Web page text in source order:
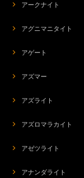
アークナイト
アグニマニタイト
アゲート
アズマー
アズライト
アズロマラカイト
アゼツライト
アナンダライト